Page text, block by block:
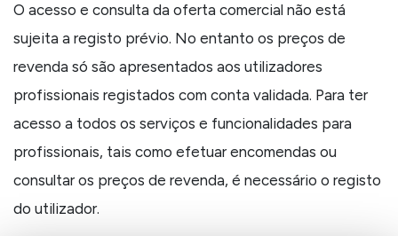
O acesso e consulta da oferta comercial não está
sujeita a registo prévio. No entanto os preços de
revenda só são apresentados aos utilizadores
profissionais registados com conta validada. Para ter
acesso a todos os serviços e funcionalidades para
profissionais, tais como efetuar encomendas ou
consultar os preços de revenda, é necessário o registo
do utilizador.